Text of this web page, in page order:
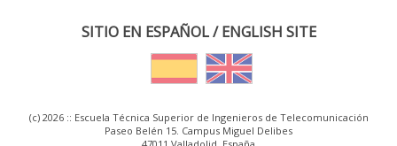
SITIO EN ESPAÑOL / ENGLISH SITE
(c) 2026 :: Escuela Técnica Superior de Ingenieros de Telecomunicación
Paseo Belén 15. Campus Miguel Delibes